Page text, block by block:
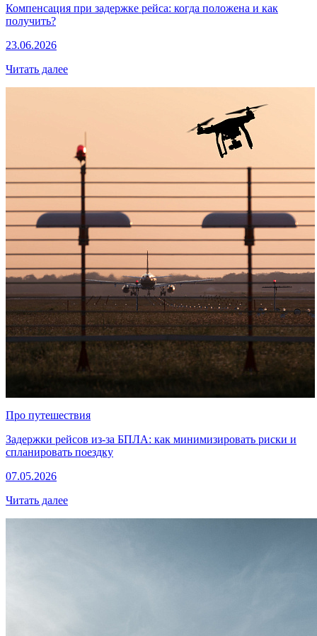
Компенсация при задержке рейса: когда положена и как
получить?
23.06.2026
Читать далее
Про путешествия
Задержки рейсов из-за БПЛА: как минимизировать риски и
спланировать поездку
07.05.2026
Читать далее